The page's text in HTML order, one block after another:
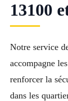
13100
Notre service
accompagne
renforcer la
dans les